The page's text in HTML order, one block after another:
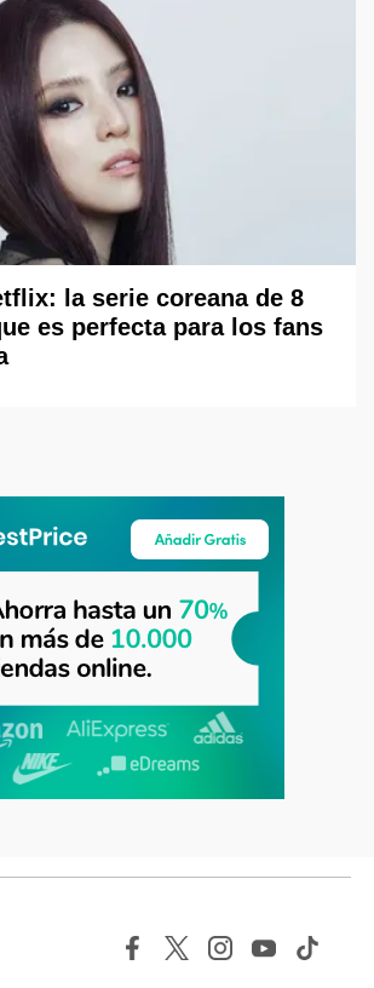
la serie coreana de 8
es perfecta para los fans